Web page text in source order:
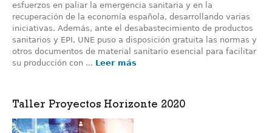
esfuerzos en paliar la emergencia sanitaria y en la
recuperación de la economía española, desarrollando varias
iniciativas. Además, ante el desabastecimiento de productos
sanitarios y EPI, UNE puso a disposición gratuita las normas y
otros documentos de material sanitario esencial para facilitar
su producción con ... Leer más
Taller Proyectos Horizonte 2020